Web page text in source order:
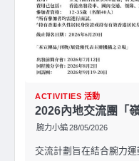
ACTIVITIES 活動
2026內地交流團「
腕力小編28/05/2026
交流計劃旨在結合腕力